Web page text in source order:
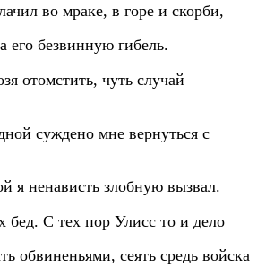
во мраке, в горе и скорби,
его безвинную гибель.
отомстить, чуть случай
суждено мне вернуться с
я ненависть злобную вызвал.
бед. С тех пор Улисс то и дело
обвиненьями, сеять средь войска